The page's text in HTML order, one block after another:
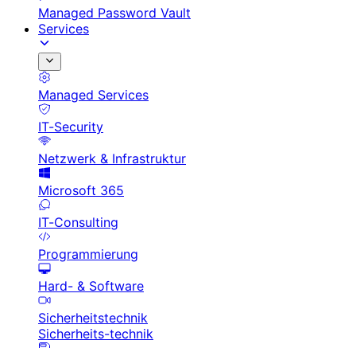
Managed Password Vault
Services
Managed Services
IT-Security
Netzwerk & Infrastruktur
Microsoft 365
IT-Consulting
Programmierung
Hard- & Software
Sicherheitstechnik
Sicherheits-technik